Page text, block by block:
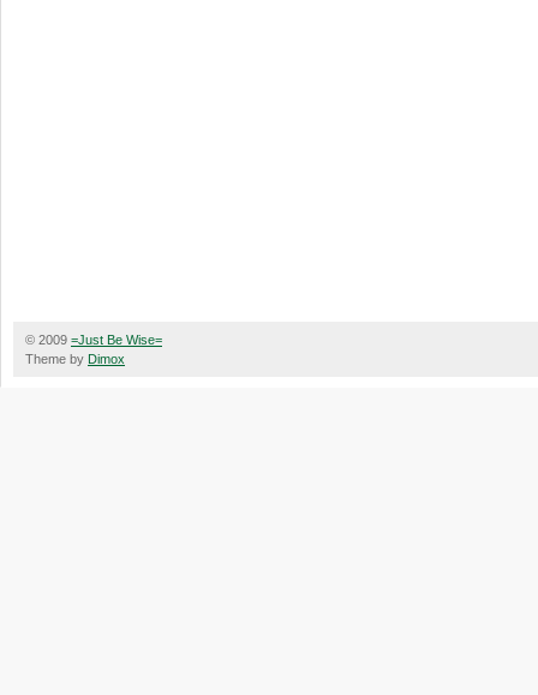
© 2009 =Just Be Wise=
Theme by Dimox